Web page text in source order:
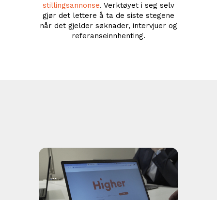
stillingsannonse. Verktøyet i seg selv
gjør det lettere å ta de siste stegene
når det gjelder søknader, intervjuer og
referanseinnhenting.